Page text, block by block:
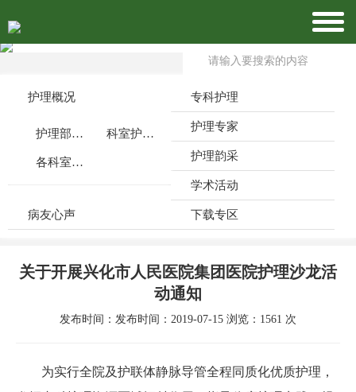
护理概况
护理部介绍 科室护理特色
各科室公众号
专科护理
护理专家
护理韵采
学术活动
病友心声 下载专区
关于开展兴化市人民医院集团医院护理沙龙活
动通知
发布时间：发布时间：2019-07-15 浏览：1561 次
为实行全院及护联体静脉导管全程同质化优质护理，